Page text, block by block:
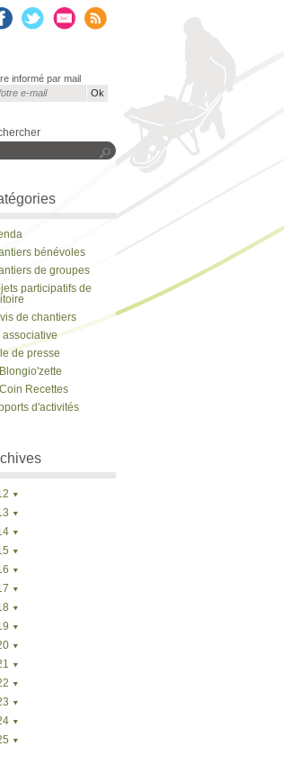
informé par mail
*
bénévoles
de groupes
participatifs de
de chantiers
associative
de presse
Recettes
d'activités